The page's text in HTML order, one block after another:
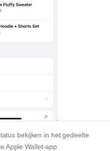
bekijken in het gedeelte
Apple Wallet-app